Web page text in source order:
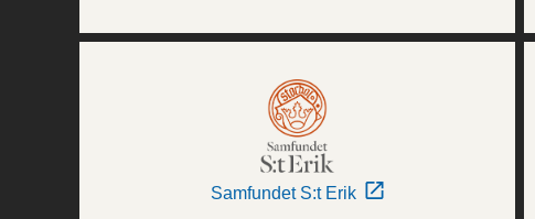
Samfundet S:t Erik